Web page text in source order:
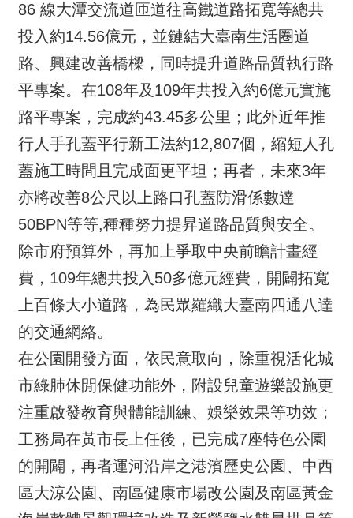
86 線大潭交流道匝道往高鐵道路拓寬等總共
投入約14.56億元，並鏈結大臺南生活圈道
路、興建改善橋樑，同時提升道路品質執行路
平專案。在108年及109年共投入約6億元實施
路平專案，完成約43.45多公里；此外近年推
行人手孔蓋平行新工法約12,807個，縮短人孔
蓋施工時間且完成面更平坦；再者，未來3年
亦將改善8公尺以上路口孔蓋防滑係數達
50BPN等等,種種努力提昇道路品質與安全。
除市府預算外，再加上爭取中央前瞻計畫經
費，109年總共投入50多億元經費，開闢拓寬
上百條大小道路，為民眾羅織大臺南四通八達
的交通網絡。
在公園開發方面，依民意取向，除重視活化城
市綠肺休閒保健功能外，附設兒童遊樂設施更
注重啟發教育與體能訓練、娛樂效果等功效；
工務局在黃市長上任後，已完成7座特色公園
的開闢，再者運河沿岸之港濱歷史公園、中西
區大涼公園、南區健康市場改公園及南區黃金